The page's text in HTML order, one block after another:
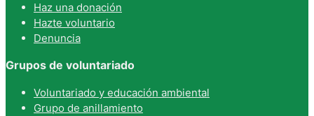
Haz una donación
Hazte voluntario
Denuncia
Grupos de voluntariado
Voluntariado y educación ambiental
Grupo de anillamiento